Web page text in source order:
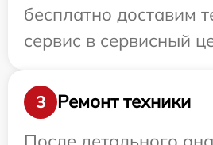
бесплатно доставим
сервис в сервисный
3
Ремонт техники